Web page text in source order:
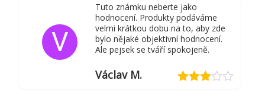
V
Tuto známku neberte jako
hodnocení. Produkty podáváme
velmi krátkou dobu na to, aby zde
bylo nějaké objektivní hodnocení.
Ale pejsek se tváří spokojeně.
Václav M.